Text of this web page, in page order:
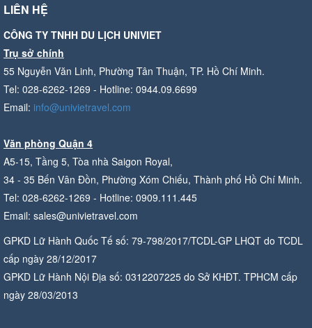
LIÊN HỆ
CÔNG TY TNHH DU LỊCH UNIVIET
Trụ sở chính
55 Nguyễn Văn Linh, Phường Tân Thuận, TP. Hồ Chí Minh.
Tel: 028-6262-1269 - Hotline: 0944.09.6699
Email: info@univietravel.com
Văn phòng Quận 4
A5-15, Tầng 5, Tòa nhà Saigon Royal,
34 - 35 Bến Vân Đồn, Phường Xóm Chiếu, Thành phố Hồ Chí Minh.
Tel: 028-6262-1269 - Hotline: 0909.111.445
Email: sales@univietravel.com
GPKD Lữ Hành Quốc Tế số: 79-798/2017/TCDL-GP LHQT do TCDL
cấp ngày 28/12/2017
GPKD Lữ Hành Nội Địa số: 0312207225 do Sở KHĐT. TPHCM cấp
ngày 28/03/2013